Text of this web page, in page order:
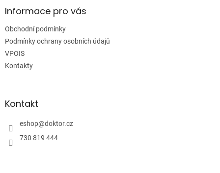
aInformace pro vás
Obchodní podmínky
Podmínky ochrany osobních údajů
VPOIS
Kontakty
Kontakt
eshop@doktor.cz
730 819 444